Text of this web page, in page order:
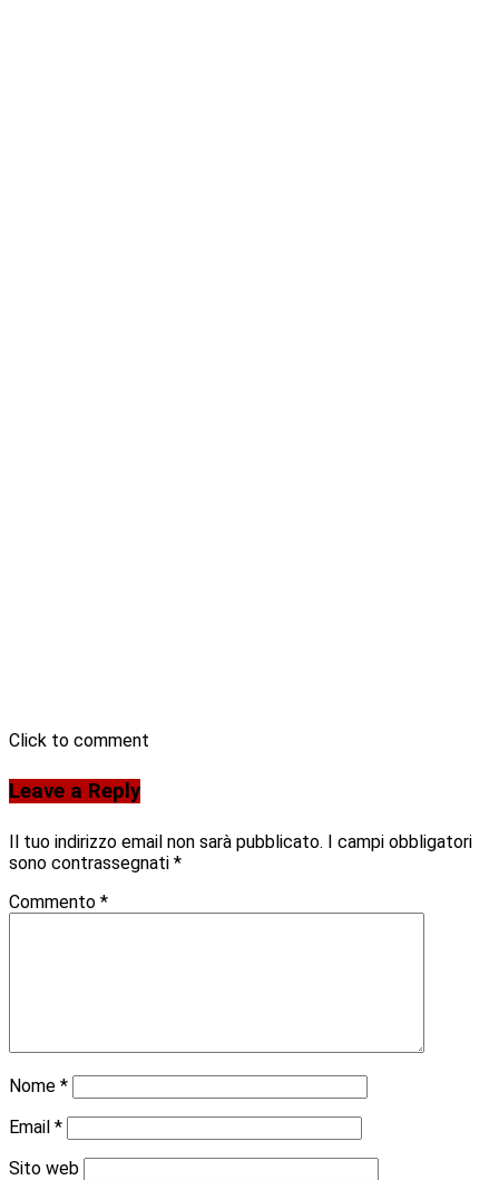
Click to comment
Leave a Reply
Il tuo indirizzo email non sarà pubblicato. I campi obbligatori
sono contrassegnati *
Commento *
Nome *
Email *
Sito web